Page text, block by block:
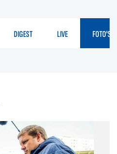
DIGEST LIVE FOTO'S